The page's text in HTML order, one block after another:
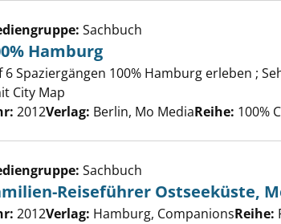
Details von 100% Hamburg anzeigen
Sachbuch
Hamburg
6 Spaziergängen 100% Hamburg erleben ;
City Map
nach diesem Verfasser
2012Verlag: Berlin, Mo MediaReihe: 100%
Details von Familien-Reiseführer
Sachbuch
Reiseführer Ostseeküste,
nach diesem Verfasser
2012Verlag: Hamburg, CompanionsReihe: